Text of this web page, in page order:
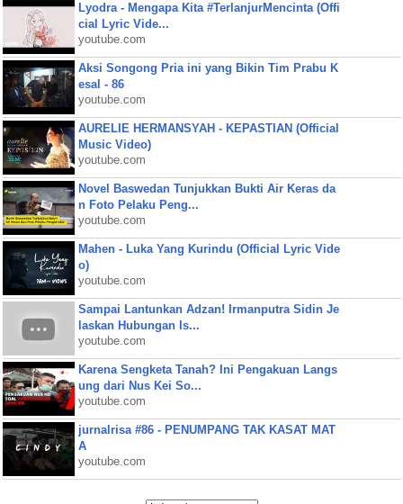
Lyodra - Mengapa Kita #TerlanjurMencinta (Offi
cial Lyric Vide...
youtube.com
Aksi Songong Pria ini yang Bikin Tim Prabu K
esal - 86
youtube.com
AURELIE HERMANSYAH - KEPASTIAN (Official
Music Video)
youtube.com
Novel Baswedan Tunjukkan Bukti Air Keras da
n Foto Pelaku Peng...
youtube.com
Mahen - Luka Yang Kurindu (Official Lyric Vide
o)
youtube.com
Sampai Lantunkan Adzan! Irmanputra Sidin Je
laskan Hubungan Is...
youtube.com
Karena Sengketa Tanah? Ini Pengakuan Langs
ung dari Nus Kei So...
youtube.com
jurnalrisa #86 - PENUMPANG TAK KASAT MAT
A
youtube.com